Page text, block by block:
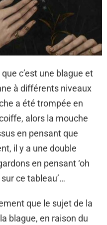
c’est une blague et
à différents niveaux
a été trompée en
alors la mouche
en pensant que
il y a une double
en pensant ‘oh
ce tableau’…
que le sujet de la
blague, en raison du